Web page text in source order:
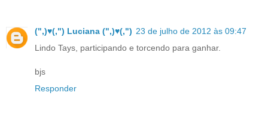
(",)♥(,") Luciana (",)♥(,") 23 de julho de 2012 às 09:47
Lindo Tays, participando e torcendo para ganhar.
bjs
Responder